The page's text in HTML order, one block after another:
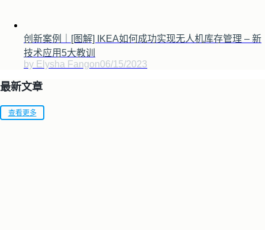
创新案例｜[图解] IKEA如何成功实现无人机库存管理 – 新
技术应用5大教训
by Elysha Fangon06/15/2023
最新文章
查看更多